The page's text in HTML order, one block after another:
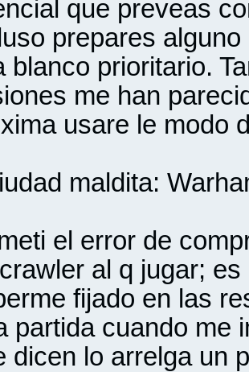
que preveas
prepares
blanco prioritario.
me han
usare le modo
maldita:
el error de
al q jugar;
fijado en las
partida cuando me
dicen lo arrelga un